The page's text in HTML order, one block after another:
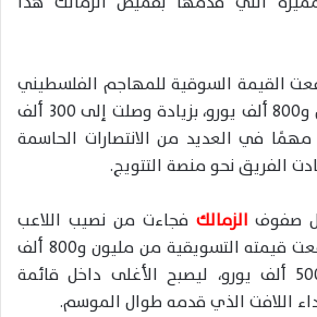
القيمة السوقية للمهاجم الفلسطيني
عدي الدباغ إلى مليون و800 ألف يورو، بزيادة وصلت إلى 300 ألف
مهمًا في العديد من الانتصارات الحاسمة
الفريق نحو منصة التتويج.
صفوف الزمالك فجاءت من نصيب اللاعب
خوان بيريزا، بعدما ارتفعت قيمته التسويقية من مليون و800 ألف
يورو إلى مليونين و500 ألف يورو، ليصبح الأغلى داخل قائمة
اللافت الذي قدمه طوال الموسم.